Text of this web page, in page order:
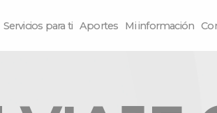
Servicios para ti Aportes Mi información